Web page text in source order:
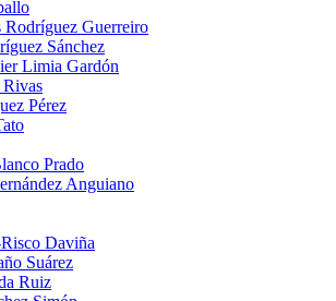
Rodríguez Guerreiro
Sánchez
Limia Gardón
Pérez
Prado
Anguiano
Daviña
Suárez
Ruiz